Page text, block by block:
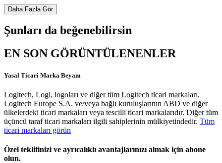
Daha Fazla Gör
Şunları da beğenebilirsin
EN SON GÖRÜNTÜLENENLER
Yasal Ticari Marka Beyanı
Logitech, Logi, logoları ve diğer tüm Logitech ticari markaları,
Logitech Europe S.A. ve/veya bağlı kuruluşlarının ABD ve diğer
ülkelerdeki ticari markaları veya tescilli ticari markalarıdır. Diğer tüm
üçüncü taraf ticari markaları ilgili sahiplerinin mülkiyetindedir. Tüm
ticari markaları görün
Özel teklifinizi ve ayrıcalıklı avantajlarınızı almak için abone
olun.